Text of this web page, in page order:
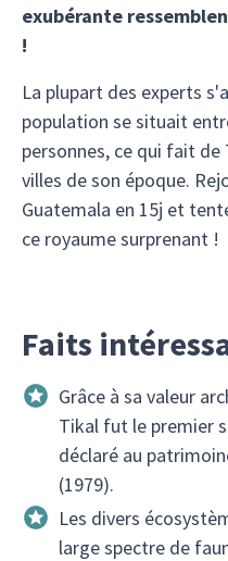
exubérante
!
La plupart des experts
population se situait
personnes, ce qui fait
villes de son époque.
Guatemala en 15j et
ce royaume surprenant !
Faits
Grâce à sa valeur
Tikal fut le premier
déclaré au
(1979).
Les divers
large spectre de